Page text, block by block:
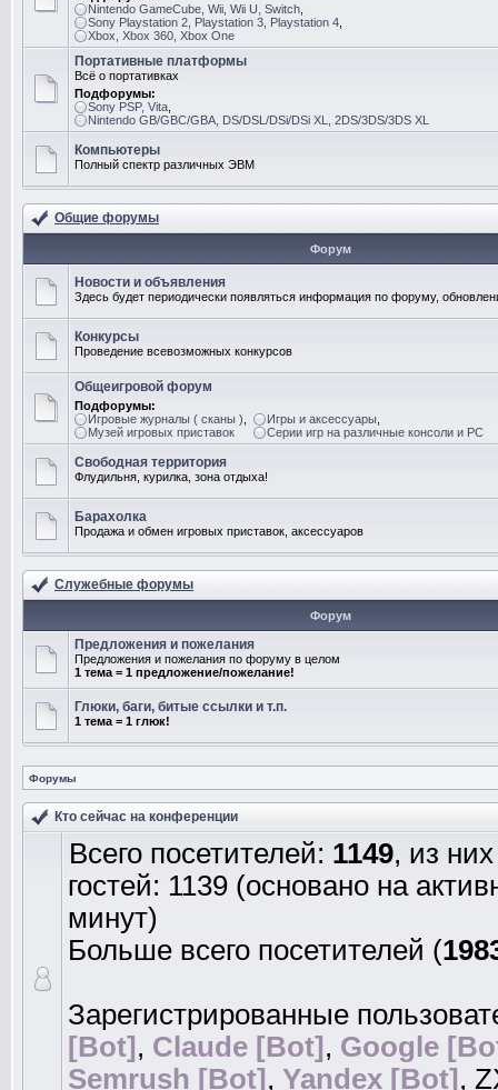
Nintendo GameCube, Wii, Wii U, Switch
Sony Playstation 2, Playstation 3, Playstation 4
Xbox, Xbox 360, Xbox One
Портативные платформы
Всё о портативках
Подфорумы:
Sony PSP, Vita
Nintendo GB/GBC/GBA, DS/DSL/DSi/DSi XL, 2DS/3DS/3DS XL
Компьютеры
Полный спектр различных ЭВМ
Общие форумы
Форум
Новости и объявления
Здесь будет периодически появляться информация по форуму,
Конкурсы
Проведение всевозможных конкурсов
Общеигровой форум
Подфорумы:
Игровые журналы ( сканы )
Музей игровых приставок
Игры и аксессуары
Серии игр на различные консоли и PC
Свободная территория
Флудильня, курилка, зона отдыха!
Барахолка
Продажа и обмен игровых приставок, аксессуаров
Служебные форумы
Форум
Предложения и пожелания
Предложения и пожелания по форуму в целом
1 тема = 1 предложение/пожелание!
Глюки, баги, битые ссылки и т.п.
1 тема = 1 глюк!
Форумы
Кто сейчас на конференции
Всего посетителей: 1149, из
гостей: 1139 (основано на
минут)
Больше всего посетителей (
Зарегистрированные
[Bot] , Claude [Bot] , Google
Semrush [Bot] , Yandex [Bot] ,